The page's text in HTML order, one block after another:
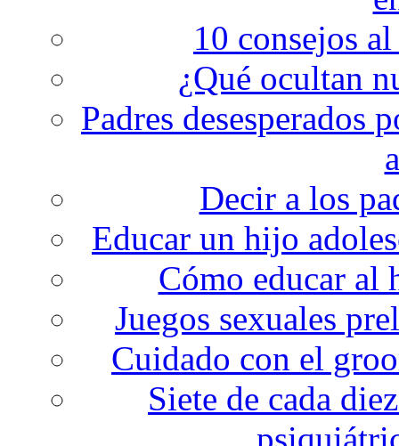
10 consejos
¿Qué ocultan
Padres desesperados
Decir a los
Educar un hijo
Cómo educar al
Juegos sexuales
Cuidado con el
Siete de cada